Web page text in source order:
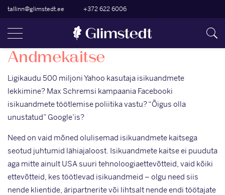
tallinn@glimstedt.ee +372 622 6006
Andmekaitse
Ligikaudu 500 miljoni Yahoo kasutaja isikuandmete
lekkimine? Max Schremsi kampaania Facebooki
isikuandmete töötlemise poliitika vastu? “Õigus olla
unustatud” Google’is?
Need on vaid mõned olulisemad isikuandmete kaitsega
seotud juhtumid lähiajaloost. Isikuandmete kaitse ei puuduta
aga mitte ainult USA suuri tehnoloogiaettevõtteid, vaid kõiki
ettevõtteid, kes töötlevad isikuandmeid – olgu need siis
nende klientide, äripartnerite või lihtsalt nende endi töötajate